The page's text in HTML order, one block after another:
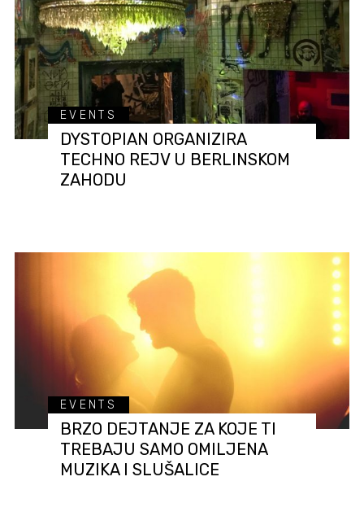
EVENTS
DYSTOPIAN ORGANIZIRA
TECHNO REJV U BERLINSKOM
ZAHODU
EVENTS
BRZO DEJTANJE ZA KOJE TI
TREBAJU SAMO OMILJENA
MUZIKA I SLUŠALICE